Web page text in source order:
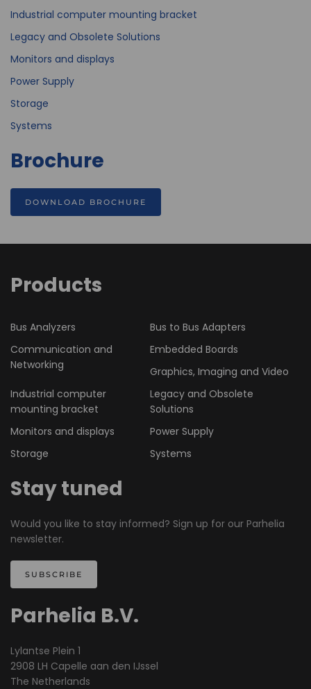
Industrial computer mounting bracket
Legacy and Obsolete Solutions
Monitors and displays
Power Supply
Storage
Systems
Brochure
DOWNLOAD BROCHURE
Products
Bus Analyzers
Bus to Bus Adapters
Communication and
Networking
Embedded Boards
Graphics, Imaging and Video
Industrial computer
mounting bracket
Legacy and Obsolete
Solutions
Monitors and displays
Power Supply
Storage
Systems
Stay tuned
Would you like to stay informed? Sign up for our Parhelia
newsletter.
SUBSCRIBE
Parhelia B.V.
Lylantse Plein 1
2908 LH Capelle aan den IJssel
The Netherlands